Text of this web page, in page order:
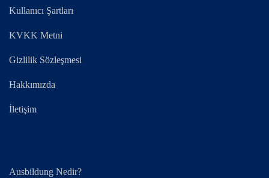
Kullanıcı Şartları
KVKK Metni
Gizlilik Sözleşmesi
Hakkımızda
İletişim
Ausbildung Nedir?